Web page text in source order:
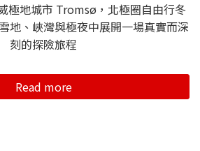
極地城市 Tromsø，北極圈自由行冬
地、峽灣與極夜中展開一場真實而深
刻的探險旅程
Read more